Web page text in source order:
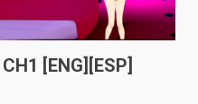
[ENG][ESP]